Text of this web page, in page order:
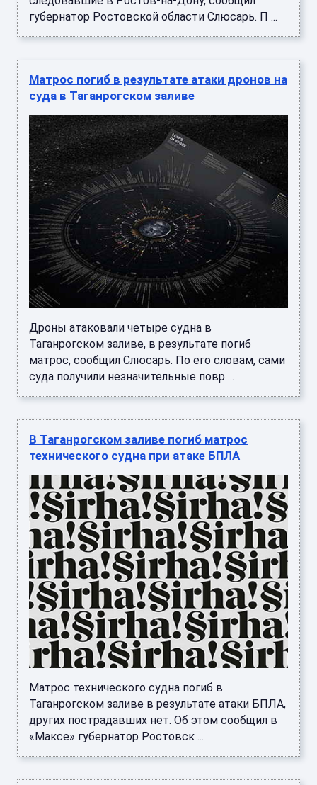
губернатор Ростовской области Слюсарь. П ...
Матрос погиб в результате атаки дронов на
суда в Таганрогском заливе
Дроны атаковали четыре судна в
Таганрогском заливе, в результате погиб
матрос, сообщил Слюсарь. По его словам, сами
суда получили незначительные повр ...
В Таганрогском заливе погиб матрос
технического судна при атаке БПЛА
Матрос технического судна погиб в
Таганрогском заливе в результате атаки БПЛА,
других пострадавших нет. Об этом сообщил в
«Максе» губернатор Ростовск ...